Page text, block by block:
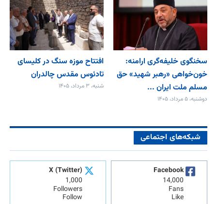
سخنگوی خلیفه‌گری ارامنه:
خون‌خواهی «رهبر شهید» حق
مسلم ملت ایران ...
دوشنبه، ۵ مرداد، ۱۴۰۵
افتتاح موزه سنگ در کلیسای
تادئوس مقدس چالدران
شنبه، ۳ مرداد، ۱۴۰۵
شبکه‌های اجتماعی
Facebook
14,000
Fans
Like
X (Twitter)
1,000
Followers
Follow